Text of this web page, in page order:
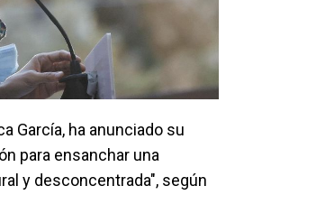
García, ha anunciado su
para ensanchar una
y desconcentrada", según